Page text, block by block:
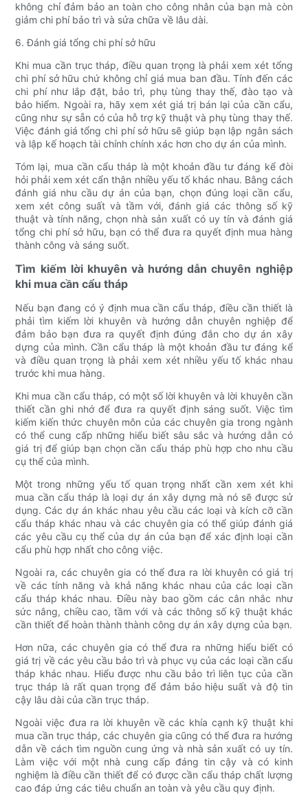
không chỉ đảm bảo an toàn cho công nhân của bạn mà còn
giảm chi phí bảo trì và sửa chữa về lâu dài.
6. Đánh giá tổng chi phí sở hữu
Khi mua cần trục tháp, điều quan trọng là phải xem xét tổng
chi phí sở hữu chứ không chỉ giá mua ban đầu. Tính đến các
chi phí như lắp đặt, bảo trì, phụ tùng thay thế, đào tạo và
bảo hiểm. Ngoài ra, hãy xem xét giá trị bán lại của cần cẩu,
cũng như sự sẵn có của hỗ trợ kỹ thuật và phụ tùng thay thế.
Việc đánh giá tổng chi phí sở hữu sẽ giúp bạn lập ngân sách
và lập kế hoạch tài chính chính xác hơn cho dự án của mình.
Tóm lại, mua cần cẩu tháp là một khoản đầu tư đáng kể đòi
hỏi phải xem xét cẩn thận nhiều yếu tố khác nhau. Bằng cách
đánh giá nhu cầu dự án của bạn, chọn đúng loại cần cẩu,
xem xét công suất và tầm với, đánh giá các thông số kỹ
thuật và tính năng, chọn nhà sản xuất có uy tín và đánh giá
tổng chi phí sở hữu, bạn có thể đưa ra quyết định mua hàng
thành công và sáng suốt.
Tìm kiếm lời khuyên và hướng dẫn chuyên nghiệp
khi mua cần cẩu tháp
Nếu bạn đang có ý định mua cần cẩu tháp, điều cần thiết là
phải tìm kiếm lời khuyên và hướng dẫn chuyên nghiệp để
đảm bảo bạn đưa ra quyết định đúng đắn cho dự án xây
dựng của mình. Cần cẩu tháp là một khoản đầu tư đáng kể
và điều quan trọng là phải xem xét nhiều yếu tố khác nhau
trước khi mua hàng.
Khi mua cần cẩu tháp, có một số lời khuyên và lời khuyên cần
thiết cần ghi nhớ để đưa ra quyết định sáng suốt. Việc tìm
kiếm kiến ​​thức chuyên môn của các chuyên gia trong ngành
có thể cung cấp những hiểu biết sâu sắc và hướng dẫn có
giá trị để giúp bạn chọn cần cẩu tháp phù hợp cho nhu cầu
cụ thể của mình.
Một trong những yếu tố quan trọng nhất cần xem xét khi
mua cần cẩu tháp là loại dự án xây dựng mà nó sẽ được sử
dụng. Các dự án khác nhau yêu cầu các loại và kích cỡ cần
cẩu tháp khác nhau và các chuyên gia có thể giúp đánh giá
các yêu cầu cụ thể của dự án của bạn để xác định loại cần
cẩu phù hợp nhất cho công việc.
Ngoài ra, các chuyên gia có thể đưa ra lời khuyên có giá trị
về các tính năng và khả năng khác nhau của các loại cần
cẩu tháp khác nhau. Điều này bao gồm các cân nhắc như
sức nâng, chiều cao, tầm với và các thông số kỹ thuật khác
cần thiết để hoàn thành thành công dự án xây dựng của bạn.
Hơn nữa, các chuyên gia có thể đưa ra những hiểu biết có
giá trị về các yêu cầu bảo trì và phục vụ của các loại cần cẩu
tháp khác nhau. Hiểu được nhu cầu bảo trì liên tục của cần
trục tháp là rất quan trọng để đảm bảo hiệu suất và độ tin
cậy lâu dài của cần trục tháp.
Ngoài việc đưa ra lời khuyên về các khía cạnh kỹ thuật khi
mua cần trục tháp, các chuyên gia cũng có thể đưa ra hướng
dẫn về cách tìm nguồn cung ứng và nhà sản xuất có uy tín.
Làm việc với một nhà cung cấp đáng tin cậy và có kinh
nghiệm là điều cần thiết để có được cần cẩu tháp chất lượng
cao đáp ứng các tiêu chuẩn an toàn và yêu cầu quy định.